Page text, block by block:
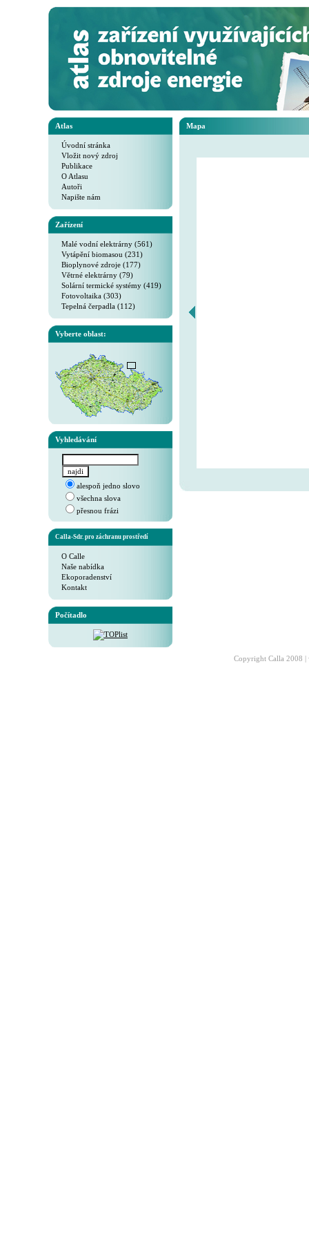
Atlas
Úvodní stránka
Vložit nový zdroj
Publikace
O Atlasu
Autoři
Napište nám
Zařízení
Malé vodní elektrárny (561)
Vytápění biomasou (231)
Bioplynové zdroje (177)
Větrné elektrárny (79)
Solární termické systémy (419)
Fotovoltaika (303)
Tepelná čerpadla (112)
Vyberte oblast:
Vyhledávání
alespoň jedno slovo
všechna slova
přesnou frázi
Calla-Sdr. pro záchranu prostředí
O Calle
Naše nabídka
Ekoporadenství
Kontakt
Počítadlo
Mapa
Copyright Calla 2008 |